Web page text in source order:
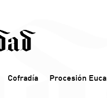
Cofradía Procesión